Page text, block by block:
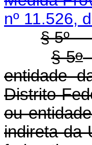
nº 11.526,
§
§ 5o
entidade
Distrito
ou
indireta da